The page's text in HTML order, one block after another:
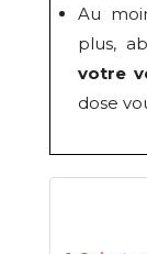
Au
plus,
votre
dose